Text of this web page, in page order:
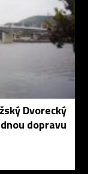
Dvorecký
dopravu